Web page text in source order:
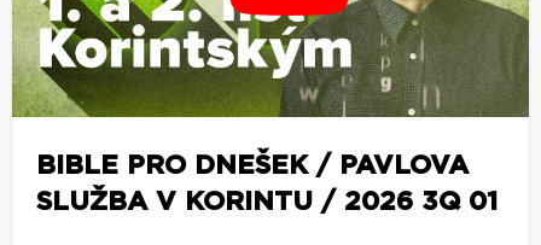
BIBLE PRO DNEŠEK / PAVLOVA
SLUŽBA V KORINTU / 2026 3Q 01